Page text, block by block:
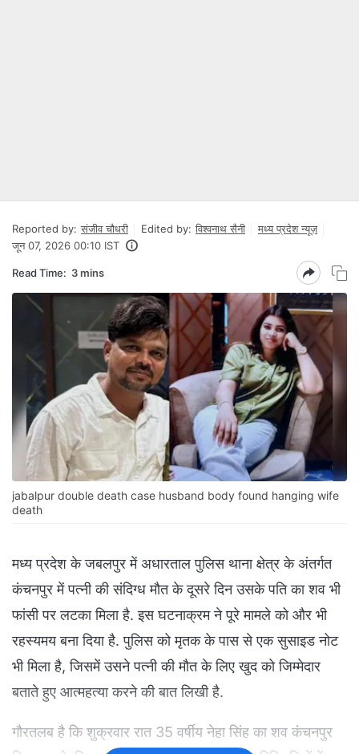
Reported by: संजीव चौधरी Edited by: विश्वनाथ सैनी
मध्य प्रदेश न्यूज़
जून 07, 2026 00:10 IST
Read Time: 3 mins
jabalpur double death case husband body found hanging wife
death
मध्य प्रदेश के जबलपुर में अधारताल पुलिस थाना क्षेत्र के अंतर्गत
कंचनपुर में पत्नी की संदिग्ध मौत के दूसरे दिन उसके पति का शव भी
फांसी पर लटका मिला है. इस घटनाक्रम ने पूरे मामले को और भी
रहस्यमय बना दिया है. पुलिस को मृतक के पास से एक सुसाइड नोट
भी मिला है, जिसमें उसने पत्नी की मौत के लिए खुद को जिम्मेदार
बताते हुए आत्महत्या करने की बात लिखी है.
गौरतलब है कि शुक्रवार रात 35 वर्षीय नेहा सिंह का शव कंचनपुर